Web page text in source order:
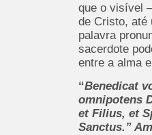
que o visível
de Cristo, até
palavra
sacerdote
entre a alma
“Benedicat
omnipotens
et Filius, et
Sanctus.”